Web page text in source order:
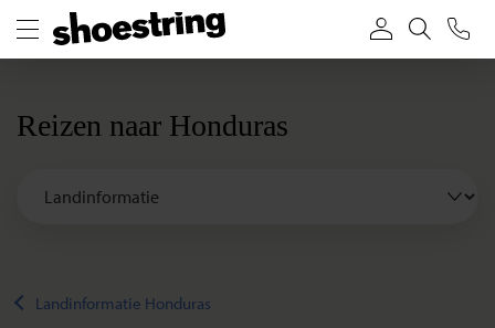
Reizen naar Honduras
Landinformatie Honduras